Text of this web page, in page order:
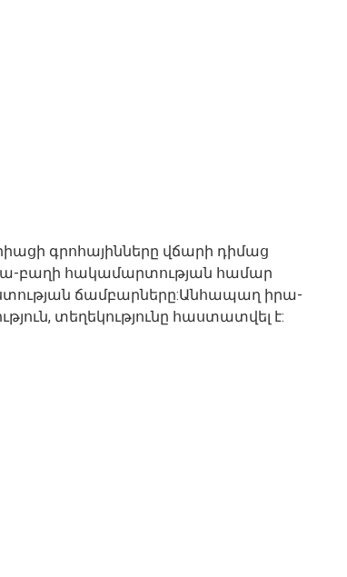
գրոհայինները վճարի դիմաց
բաղի հակամարտության համար
ճամբարները:Անհապաղ իրա-
տեղեկությունը հաստատվել է: